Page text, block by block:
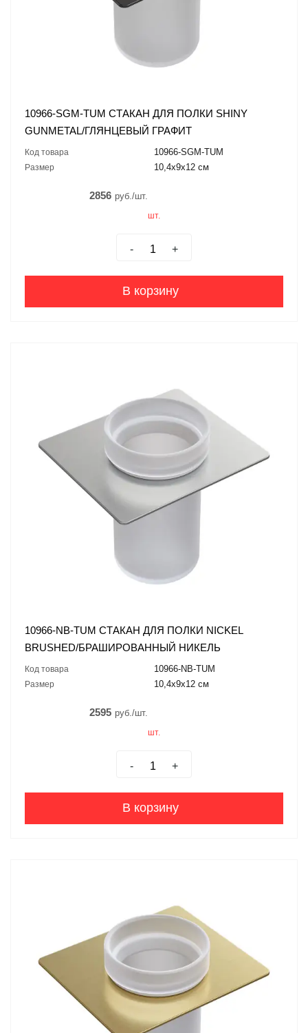
10966-SGM-TUM СТАКАН ДЛЯ ПОЛКИ SHINY
GUNMETAL/ГЛЯНЦЕВЫЙ ГРАФИТ
Код товара 10966-SGM-TUM
Размер 10,4x9x12 см
2856 руб./шт.
шт.
- +
В корзину
10966-NB-TUM СТАКАН ДЛЯ ПОЛКИ NICKEL
BRUSHED/БРАШИРОВАННЫЙ НИКЕЛЬ
Код товара 10966-NB-TUM
Размер 10,4x9x12 см
2595 руб./шт.
шт.
- +
В корзину